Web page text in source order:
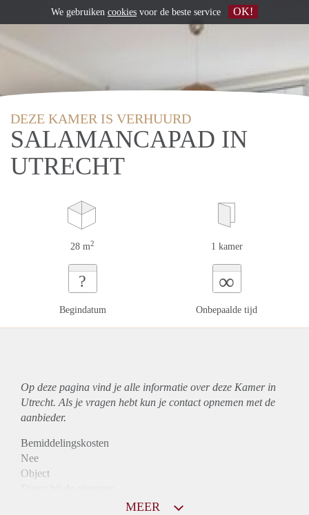
DEZE KAMER IS VERHUURD
SALAMANCAPAD IN
UTRECHT
28 m2 1 kamer
?
Begindatum
∞
Onbepaalde tijd
Op deze pagina vind je alle informatie over deze Kamer in
Utrecht. Als je vragen hebt kun je contact opnemen met de
aanbieder.
Bemiddelingskosten
Nee
Object
MEER
We gebruiken cookies voor de beste service OK!